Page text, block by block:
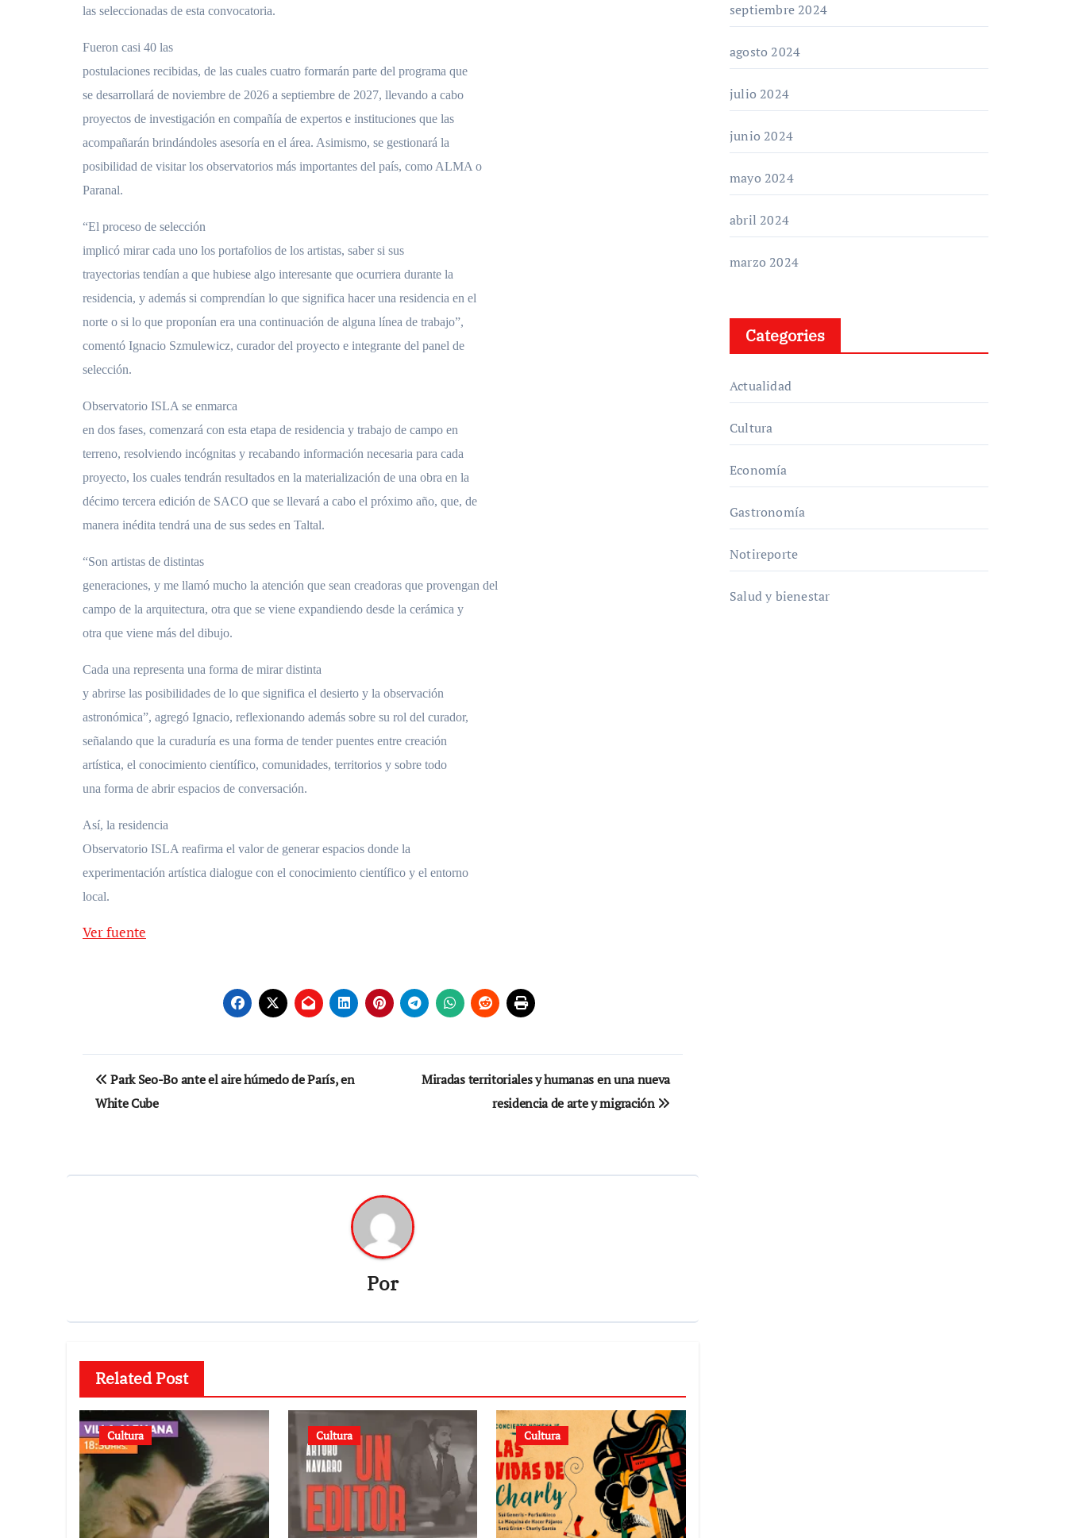
las seleccionadas de esta convocatoria.
Fueron casi 40 las
postulaciones recibidas, de las cuales cuatro formarán parte del programa que
se desarrollará de noviembre de 2026 a septiembre de 2027, llevando a cabo
proyectos de investigación en compañía de expertos e instituciones que las
acompañarán brindándoles asesoría en el área. Asimismo, se gestionará la
posibilidad de visitar los observatorios más importantes del país, como ALMA o
Paranal.
“El proceso de selección
implicó mirar cada uno los portafolios de los artistas, saber si sus
trayectorias tendían a que hubiese algo interesante que ocurriera durante la
residencia, y además si comprendían lo que significa hacer una residencia en el
norte o si lo que proponían era una continuación de alguna línea de trabajo”,
comentó Ignacio Szmulewicz, curador del proyecto e integrante del panel de
selección.
Observatorio ISLA se enmarca
en dos fases, comenzará con esta etapa de residencia y trabajo de campo en
terreno, resolviendo incógnitas y recabando información necesaria para cada
proyecto, los cuales tendrán resultados en la materialización de una obra en la
décimo tercera edición de SACO que se llevará a cabo el próximo año, que, de
manera inédita tendrá una de sus sedes en Taltal.
“Son artistas de distintas
generaciones, y me llamó mucho la atención que sean creadoras que provengan del
campo de la arquitectura, otra que se viene expandiendo desde la cerámica y
otra que viene más del dibujo.
Cada una representa una forma de mirar distinta
y abrirse las posibilidades de lo que significa el desierto y la observación
astronómica”, agregó Ignacio, reflexionando además sobre su rol del curador,
señalando que la curaduría es una forma de tender puentes entre creación
artística, el conocimiento científico, comunidades, territorios y sobre todo
una forma de abrir espacios de conversación.
Así, la residencia
Observatorio ISLA reafirma el valor de generar espacios donde la
experimentación artística dialogue con el conocimiento científico y el entorno
local.
Ver fuente
Navegación
de
Park Seo-Bo ante el aire húmedo de París, en
White Cube
Miradas territoriales y humanas en una nueva
residencia de arte y migración
Por
Related Post
Cultura Cultura Cultura
septiembre 2024
agosto 2024
julio 2024
junio 2024
mayo 2024
abril 2024
marzo 2024
Categories
Actualidad
Cultura
Economía
Gastronomía
Notireporte
Salud y bienestar